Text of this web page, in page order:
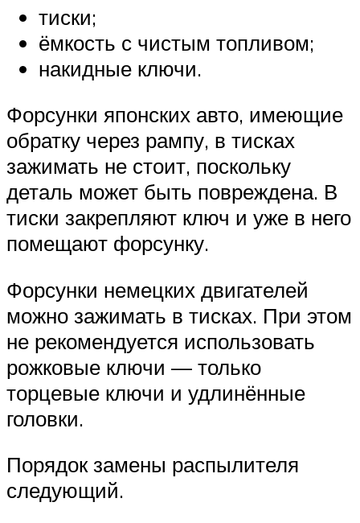
тиски;
ёмкость с чистым топливом;
накидные ключи.
Форсунки японских авто, имеющие
обратку через рампу, в тисках
зажимать не стоит, поскольку
деталь может быть повреждена. В
тиски закрепляют ключ и уже в него
помещают форсунку.
Форсунки немецких двигателей
можно зажимать в тисках. При этом
не рекомендуется использовать
рожковые ключи — только
торцевые ключи и удлинённые
головки.
Порядок замены распылителя
следующий.